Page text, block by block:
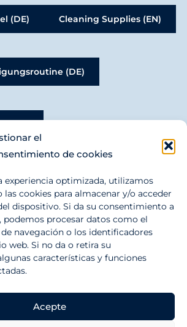
el
de cookies
experiencia optimizada, utilizamos
cookies para almacenar y/o acceder
dispositivo. Si da su consentimiento a
podemos procesar datos como el
navegación o los identificadores
web. Si no da o retira su
características y funciones
Acepte
(DE) Cleaning Supplies (EN)
(DE)
In Der Umgebung
CONTACTO CON NOSOTROS